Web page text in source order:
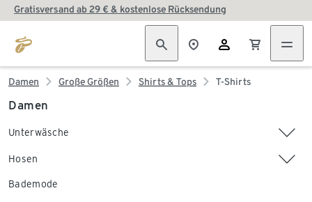
Gratisversand ab 29 € & kostenlose Rücksendung
Damen Große Größen Shirts & Tops T-Shirts
Damen
Unterwäsche
Hosen
Bademode